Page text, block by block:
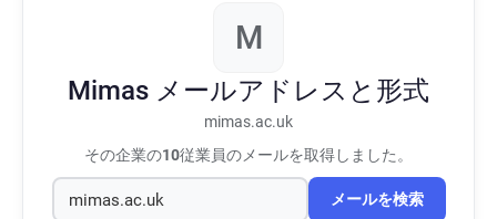
M
Mimas メールアドレスと形式
mimas.ac.uk
その企業の10従業員のメールを取得しました。
メールを検索